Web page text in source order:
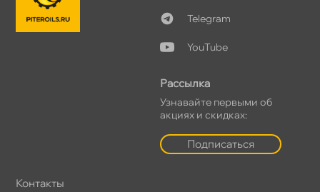
Telegram
YouTube
Рассылка
Узнавайте первыми о
акциях и скидках:
Подписаться
Контакты